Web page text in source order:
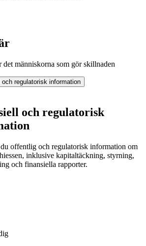
det människorna som gör skillnaden
och regulatorisk information
och regulatorisk
offentlig och regulatorisk information om
inklusive kapitaltäckning, styrning,
och finansiella rapporter.